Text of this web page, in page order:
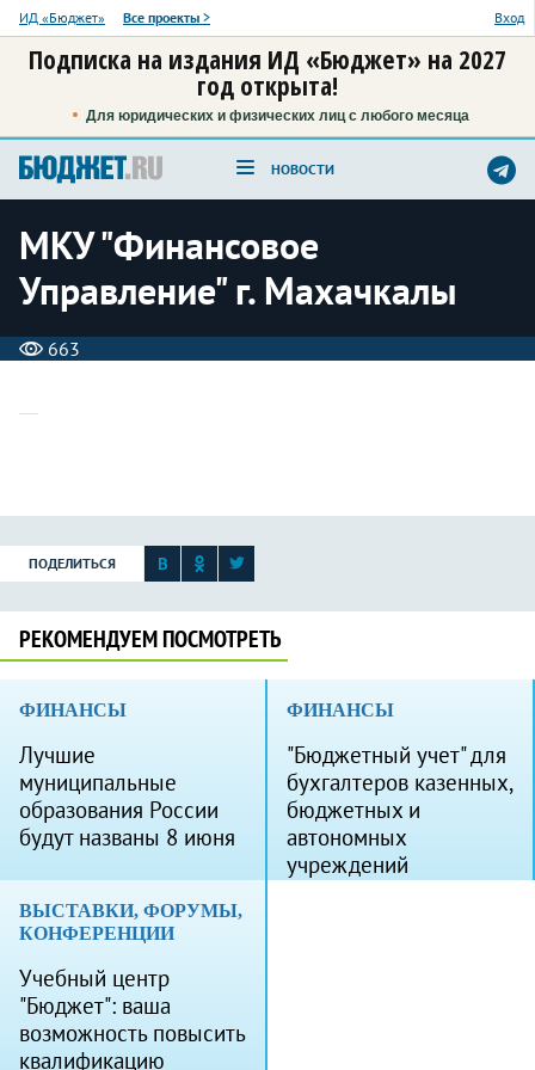
ИД «Бюджет» Все проекты > Вход
Подписка на издания ИД «Бюджет» на 2027
год открыта!
Для юридических и физических лиц с любого месяца
НОВОСТИ
МКУ "Финансовое
Управление" г. Махачкалы
663
ПОДЕЛИТЬСЯ
РЕКОМЕНДУЕМ ПОСМОТРЕТЬ
ФИНАНСЫ
Лучшие
муниципальные
образования России
будут названы 8 июня
ФИНАНСЫ
"Бюджетный учет" для
бухгалтеров казенных,
бюджетных и
автономных
учреждений
ВЫСТАВКИ, ФОРУМЫ,
КОНФЕРЕНЦИИ
Учебный центр
"Бюджет": ваша
возможность повысить
квалификацию